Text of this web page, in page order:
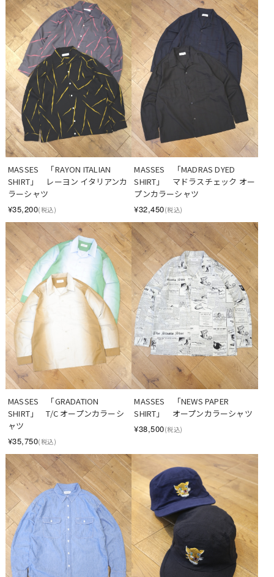
MASSES　「RAYON ITALIAN
SHIRT」　レーヨン イタリアンカ
ラーシャツ
¥35,200(税込)
MASSES　「MADRAS DYED
SHIRT」　マドラスチェック オー
プンカラーシャツ
¥32,450(税込)
MASSES　「GRADATION
SHIRT」　T/C オープンカラーシ
ャツ
¥35,750(税込)
MASSES　「NEWS PAPER
SHIRT」　オープンカラーシャツ
¥38,500(税込)